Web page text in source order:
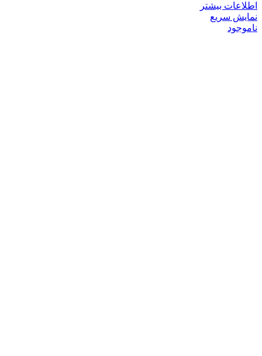
اطلاعات بیشتر
نمایش سریع
ناموجود